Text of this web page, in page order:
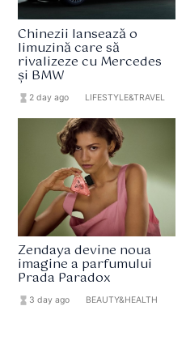
Chinezii lansează o
limuzină care să
rivalizeze cu Mercedes
și BMW
hourglass_full 2 day ago LIFESTYLE&TRAVEL
Zendaya devine noua
imagine a parfumului
Prada Paradox
hourglass_full 3 day ago BEAUTY&HEALTH